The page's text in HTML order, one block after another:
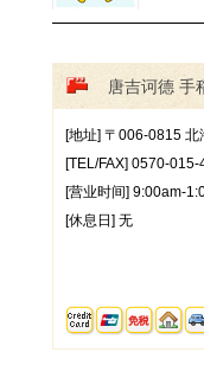
唐吉诃德 手
[地址] 〒006-0815
[TEL/FAX] 0570-015-
[营业时间] 9:00am-
[休息日] 无